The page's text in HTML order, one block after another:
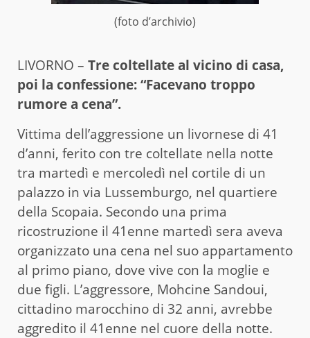
(foto d’archivio)
LIVORNO – Tre coltellate al vicino di casa,
poi la confessione: “Facevano troppo
rumore a cena”.
Vittima dell’aggressione un livornese di 41
d’anni, ferito con tre coltellate nella notte
tra martedì e mercoledì nel cortile di un
palazzo in via Lussemburgo, nel quartiere
della Scopaia. Secondo una prima
ricostruzione il 41enne martedì sera aveva
organizzato una cena nel suo appartamento
al primo piano, dove vive con la moglie e
due figli. L’aggressore, Mohcine Sandoui,
cittadino marocchino di 32 anni, avrebbe
aggredito il 41enne nel cuore della notte.